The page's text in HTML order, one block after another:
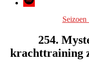
Seizoen
254.
krachttraining